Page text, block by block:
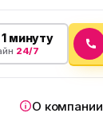
минуту
24/7
О компании